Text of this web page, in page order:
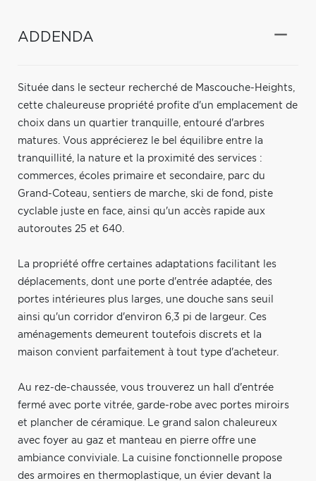
ADDENDA
Située dans le secteur recherché de Mascouche-Heights,
cette chaleureuse propriété profite d'un emplacement de
choix dans un quartier tranquille, entouré d'arbres
matures. Vous apprécierez le bel équilibre entre la
tranquillité, la nature et la proximité des services :
commerces, écoles primaire et secondaire, parc du
Grand-Coteau, sentiers de marche, ski de fond, piste
cyclable juste en face, ainsi qu'un accès rapide aux
autoroutes 25 et 640.
La propriété offre certaines adaptations facilitant les
déplacements, dont une porte d'entrée adaptée, des
portes intérieures plus larges, une douche sans seuil
ainsi qu'un corridor d'environ 6,3 pi de largeur. Ces
aménagements demeurent toutefois discrets et la
maison convient parfaitement à tout type d'acheteur.
Au rez-de-chaussée, vous trouverez un hall d'entrée
fermé avec porte vitrée, garde-robe avec portes miroirs
et plancher de céramique. Le grand salon chaleureux
avec foyer au gaz et manteau en pierre offre une
ambiance conviviale. La cuisine fonctionnelle propose
des armoires en thermoplastique, un évier devant la